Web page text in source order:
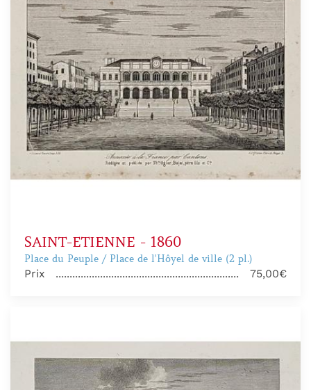
SAINT-ETIENNE - 1860
Place du Peuple / Place de l'Hôyel de ville (2 pl.)
Prix 75,00€